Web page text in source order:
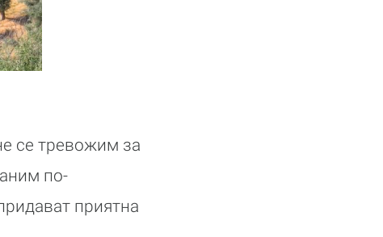
се тревожим за
по-
приятна